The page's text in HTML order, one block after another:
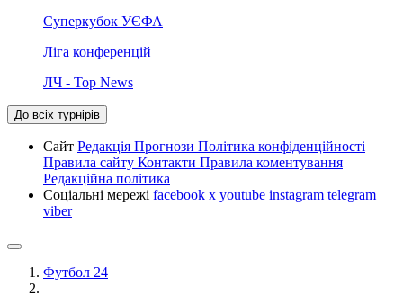
Суперкубок УЄФА
Ліга конференцій
ЛЧ - Top News
До всіх турнірів
Сайт Редакція Прогнози Політика конфіденційності
Правила сайту Контакти Правила коментування
Редакційна політика
Соціальні мережі facebook x youtube instagram telegram
viber
Футбол 24